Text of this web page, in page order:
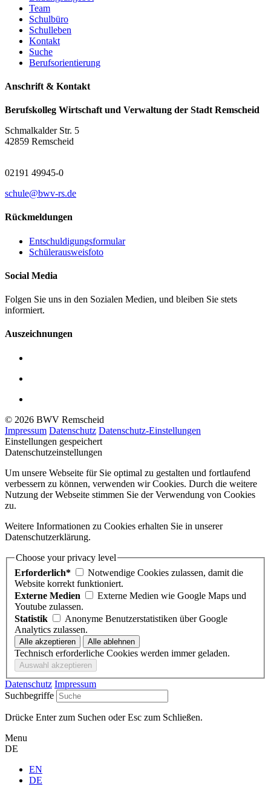
Team
Schulbüro
Schulleben
Kontakt
Suche
Berufsorientierung
Anschrift & Kontakt
Berufskolleg Wirtschaft und Verwaltung der Stadt Remscheid
Schmalkalder Str. 5
42859 Remscheid
02191 49945-0
schule@bwv-rs.de
Rückmeldungen
Entschuldigungsformular
Schülerausweisfoto
Social Media
Folgen Sie uns in den Sozialen Medien, und bleiben Sie stets
informiert.
Auszeichnungen
© 2026 BWV Remscheid
Impressum Datenschutz Datenschutz-Einstellungen
Einstellungen gespeichert
Datenschutzeinstellungen
Um unsere Webseite für Sie optimal zu gestalten und fortlaufend
verbessern zu können, verwenden wir Cookies. Durch die weitere
Nutzung der Webseite stimmen Sie der Verwendung von Cookies
zu.
Weitere Informationen zu Cookies erhalten Sie in unserer
Datenschutzerklärung.
Choose your privacy level
Erforderlich*
Notwendige Cookies zulassen, damit die
Website korrekt funktioniert.
Externe Medien
Externe Medien wie Google Maps und
Youtube zulassen.
Statistik
Anonyme Benutzerstatistiken über Google
Analytics zulassen.
Technisch erforderliche Cookies werden immer geladen.
Datenschutz Impressum
Suchbegriffe
Drücke Enter zum Suchen oder Esc zum Schließen.
Menu
DE
EN
DE